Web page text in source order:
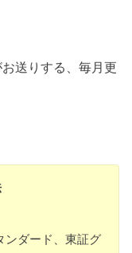
お送りする、毎月更
ンダード、東証グ